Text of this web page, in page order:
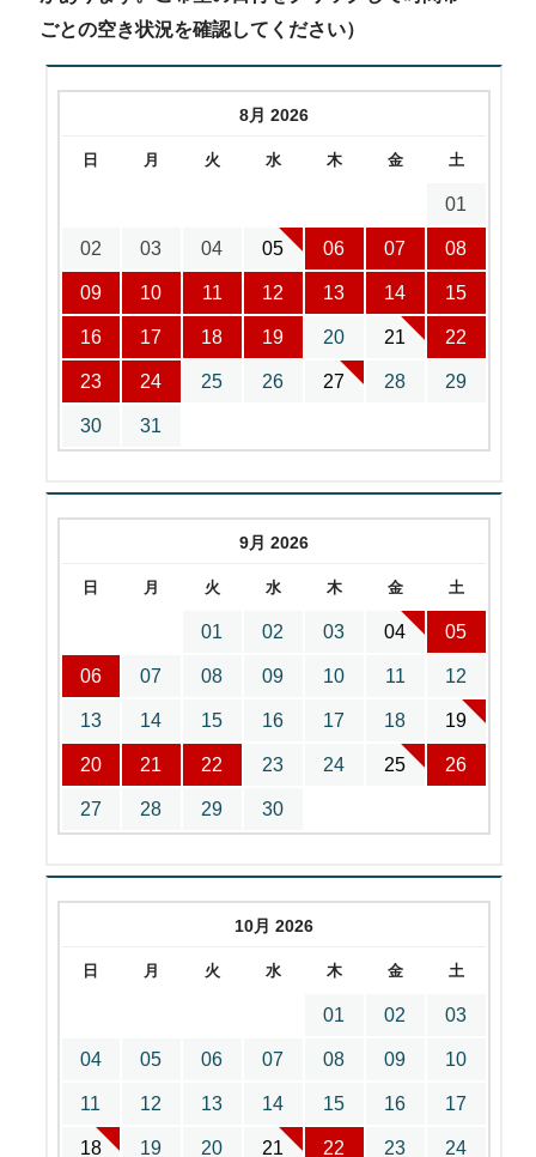
ごとの空き状況を確認してください）
8月 2026
日 月 火 水 木 金 土
01
02 03 04 05 06 07 08
09 10 11 12 13 14 15
16 17 18 19 20 21 22
23 24 25 26 27 28 29
30 31
9月 2026
日 月 火 水 木 金 土
01 02 03 04 05
06 07 08 09 10 11 12
13 14 15 16 17 18 19
20 21 22 23 24 25 26
27 28 29 30
10月 2026
日 月 火 水 木 金 土
01 02 03
04 05 06 07 08 09 10
11 12 13 14 15 16 17
18 19 20 21 22 23 24